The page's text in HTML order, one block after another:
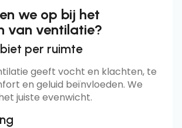
we op bij het
van ventilatie?
per ruimte
geeft vocht en klachten, te
en geluid beïnvloeden. We
juiste evenwicht.